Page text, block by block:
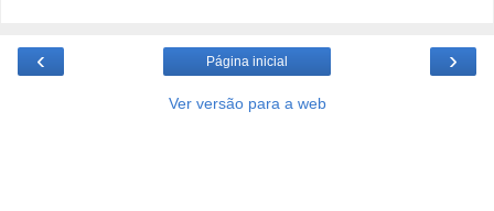
‹ ›
Página inicial
Ver versão para a web